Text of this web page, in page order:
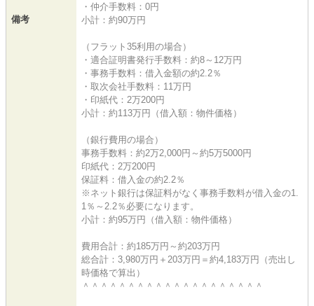
備考
・仲介手数料：0円
小計：約90万円
（フラット35利用の場合）
・適合証明書発行手数料：約8～12万円
・事務手数料：借入金額の約2.2％
・取次会社手数料：11万円
・印紙代：2万200円
小計：約113万円（借入額：物件価格）
（銀行費用の場合）
事務手数料：約2万2,000円～約5万5000円
印紙代：2万200円
保証料：借入金の約2.2％
※ネット銀行は保証料がなく事務手数料が借入金の1.
1％～2.2％必要になります。
小計：約95万円（借入額：物件価格）
費用合計：約185万円～約203万円
総合計：3,980万円＋203万円＝約4,183万円（売出し
時価格で算出）
＾＾＾＾＾＾＾＾＾＾＾＾＾＾＾＾＾＾＾＾